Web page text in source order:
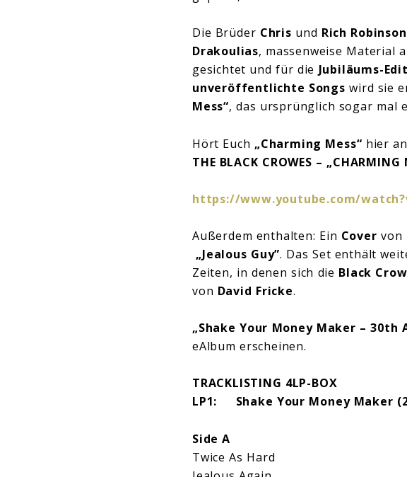
Die Brüder Chris und Rich Robinson
Drakoulias, massenweise Material
gesichtet und für die Jubiläums-
unveröffentlichte Songs wird sie
Mess“, das ursprünglich sogar mal
Hört Euch „Charming Mess“ hier
THE BLACK CROWES – „CHARMING
https://www.youtube.com/
Außerdem enthalten: Ein Cover von
„Jealous Guy”. Das Set enthält
Zeiten, in denen sich die Black
von David Fricke.
„Shake Your Money Maker – 30th
eAlbum erscheinen.
TRACKLISTING 4LP-BOX
LP1: Shake Your Money Maker
Side A
Twice As Hard